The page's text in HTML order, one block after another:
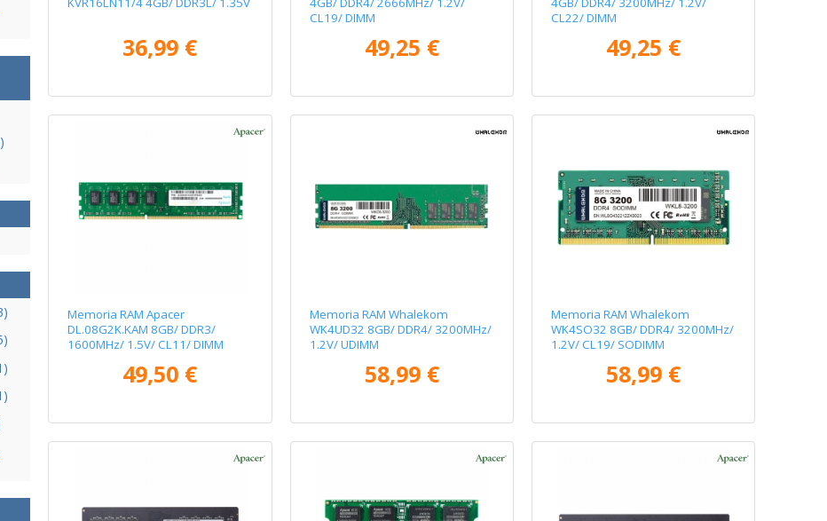
36,99 €
CL19/ DIMM
49,25 €
CL22/ DIMM
49,25 €
Memoria RAM Apacer
DL.08G2K.KAM 8GB/ DDR3/
1600MHz/ 1.5V/ CL11/ DIMM
49,50 €
Memoria RAM Whalekom
WK4UD32 8GB/ DDR4/ 3200MHz/
1.2V/ UDIMM
58,99 €
Memoria RAM Whalekom
WK4SO32 8GB/ DDR4/ 3200MHz/
1.2V/ CL19/ SODIMM
58,99 €